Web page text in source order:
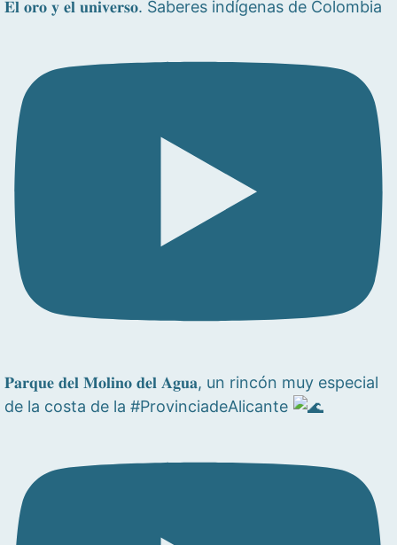
𝐄𝐥 𝐨𝐫𝐨 𝐲 𝐞𝐥 𝐮𝐧𝐢𝐯𝐞𝐫𝐬𝐨. Saberes indígenas de Colombia
𝐏𝐚𝐫𝐪𝐮𝐞 𝐝𝐞𝐥 𝐌𝐨𝐥𝐢𝐧𝐨 𝐝𝐞𝐥 𝐀𝐠𝐮𝐚, un rincón muy especial
de la costa de la #ProvinciadeAlicante